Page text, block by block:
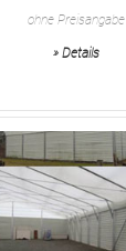
ohne Preisangabe
» Details